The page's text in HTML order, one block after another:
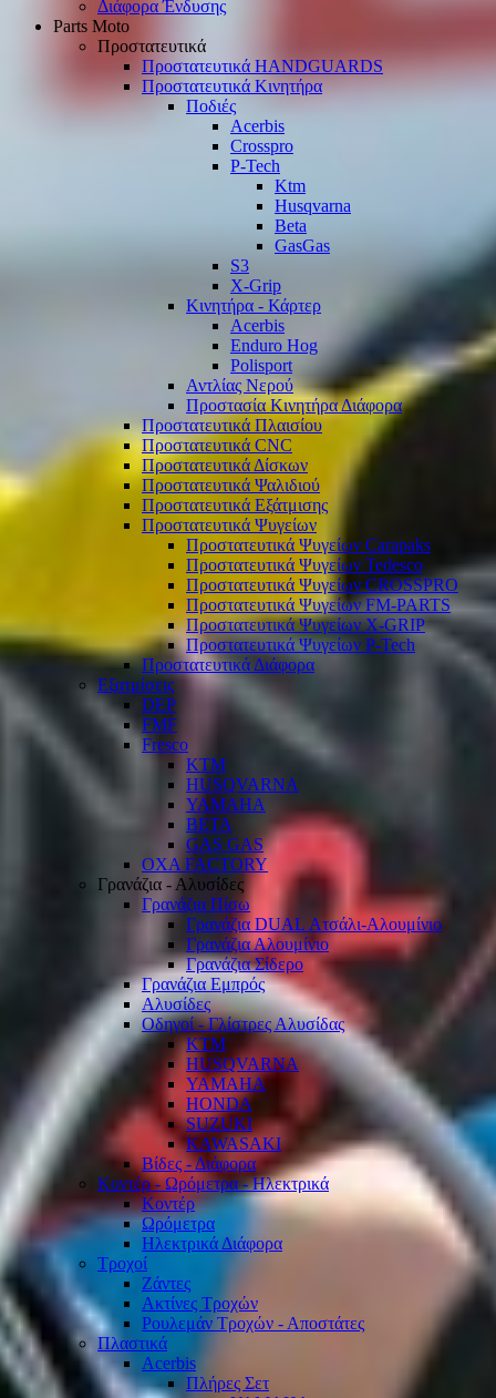
Διάφορα Ένδυσης
Parts Moto
Προστατευτικά
Προστατευτικά HANDGUARDS
Προστατευτικά Κινητήρα
Ποδιές
Acerbis
Crosspro
P-Tech
Ktm
Husqvarna
Beta
GasGas
S3
X-Grip
Κινητήρα - Κάρτερ
Acerbis
Enduro Hog
Polisport
Αντλίας Νερού
Προστασία Κινητήρα Διάφορα
Προστατευτικά Πλαισίου
Προστατευτικά CNC
Προστατευτικά Δίσκων
Προστατευτικά Ψαλιδιού
Προστατευτικά Εξάτμισης
Προστατευτικά Ψυγείων
Προστατευτικά Ψυγείων Carapaks
Προστατευτικά Ψυγείων Tedesco
Προστατευτικά Ψυγείων CROSSPRO
Προστατευτικά Ψυγείων FM-PARTS
Προστατευτικά Ψυγείων X-GRIP
Προστατευτικά Ψυγείων P-Tech
Προστατευτικά Διάφορα
Εξατμίσεις
DEP
FMF
Fresco
KTM
HUSQVARNA
YAMAHA
BETA
GAS GAS
OXA FACTORY
Γρανάζια - Αλυσίδες
Γρανάζια Πίσω
Γρανάζια DUAL Ατσάλι-Αλουμίνιο
Γρανάζια Αλουμίνιο
Γρανάζια Σίδερο
Γρανάζια Εμπρός
Αλυσίδες
Οδηγοί - Γλίστρες Αλυσίδας
KTM
HUSQVARNA
YAMAHA
HONDA
SUZUKI
KAWASAKI
Βίδες - Διάφορα
Κοντέρ - Ωρόμετρα - Ηλεκτρικά
Κοντέρ
Ωρόμετρα
Ηλεκτρικά Διάφορα
Τροχοί
Ζάντες
Ακτίνες Τροχών
Ρουλεμάν Τροχών - Αποστάτες
Πλαστικά
Acerbis
Πλήρες Σετ